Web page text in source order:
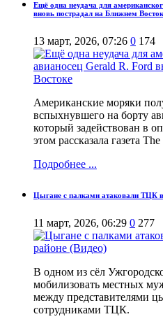
Ещё одна неудача для
вновь пострадал на Ближнем
13 март, 2026, 07:26 0 174
Американские моряки
вспыхнувшего на борту
который задействован в
этом рассказала газета
Подробнее ...
Цыгане с палками атаковали ТЦК
11 март, 2026, 06:29 0 277
В одном из сёл
мобилизовать местных
между представителями
сотрудниками ТЦК.